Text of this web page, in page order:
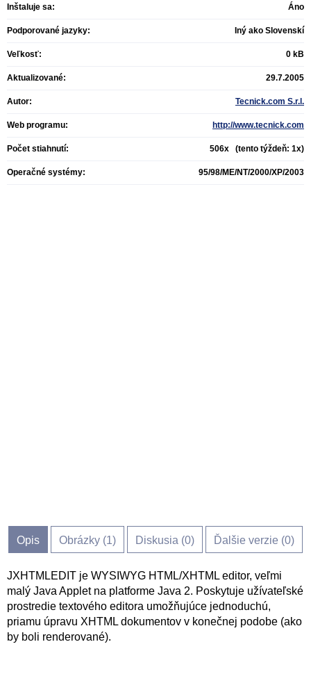
Inštaluje sa: Áno
Podporované jazyky: Iný ako Slovenskí
Veľkosť: 0 kB
Aktualizované: 29.7.2005
Autor: Tecnick.com S.r.l.
Web programu: http://www.tecnick.com
Počet stiahnutí: 506x (tento týždeň: 1x)
Operačné systémy: 95/98/ME/NT/2000/XP/2003
Opis Obrázky (1) Diskusia (0) Ďalšie verzie (0)
JXHTMLEDIT je WYSIWYG HTML/XHTML editor, veľmi
malý Java Applet na platforme Java 2. Poskytuje užívateľské
prostredie textového editora umožňujúce jednoduchú,
priamu úpravu XHTML dokumentov v konečnej podobe (ako
by boli renderované).